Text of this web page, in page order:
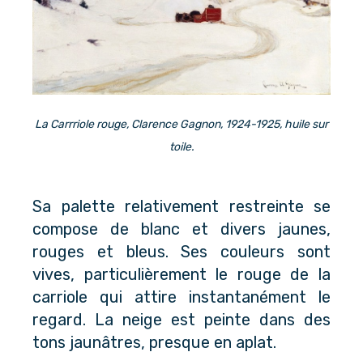
La Carrriole rouge, Clarence Gagnon, 1924-1925, huile sur
toile.
Sa palette relativement restreinte se
compose de blanc et divers jaunes,
rouges et bleus. Ses couleurs sont
vives, particulièrement le rouge de la
carriole qui attire instantanément le
regard. La neige est peinte dans des
tons jaunâtres, presque en aplat.